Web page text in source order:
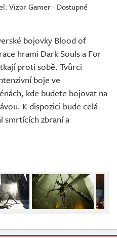
Vizor Gamer · Dostupné
bojovky Blood of
hrami Dark Souls a For
proti sobě. Tvůrci
boje ve
kde budete bojovat na
K dispozici bude celá
smrtících zbraní a